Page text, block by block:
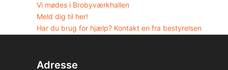
Vi mødes i Brobyværkhallen
Meld dig til her!
Har du brug for hjælp? Kontakt en fra bestyrelsen
Adresse